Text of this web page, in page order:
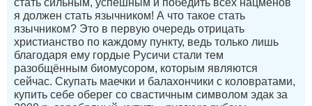
стать сильным, успешным и победить всех нацменов
я должен стать язычником! А что такое стать
язычником? Это в первую очередь отрицать
христианство по каждому пункту, ведь только лишь
благодаря ему гордые Русичи стали тем
разобщённым биомусором, которым являются
сейчас. Скупать маечки и балахончики с коловратами,
купить себе оберег со свастичным символом эдак за